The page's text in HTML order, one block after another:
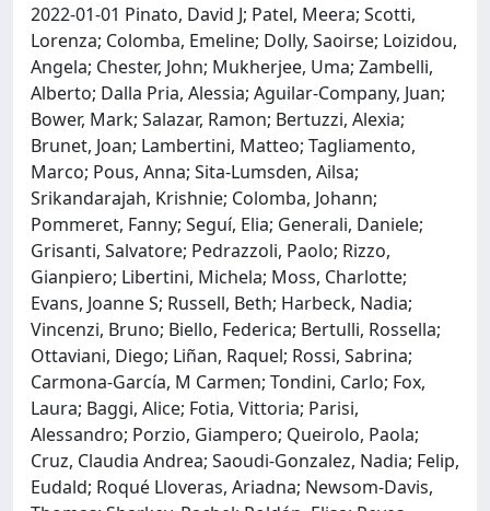
2022-01-01 Pinato, David J; Patel, Meera; Scotti,
Lorenza; Colomba, Emeline; Dolly, Saoirse; Loizidou,
Angela; Chester, John; Mukherjee, Uma; Zambelli,
Alberto; Dalla Pria, Alessia; Aguilar-Company, Juan;
Bower, Mark; Salazar, Ramon; Bertuzzi, Alexia;
Brunet, Joan; Lambertini, Matteo; Tagliamento,
Marco; Pous, Anna; Sita-Lumsden, Ailsa;
Srikandarajah, Krishnie; Colomba, Johann;
Pommeret, Fanny; Seguí, Elia; Generali, Daniele;
Grisanti, Salvatore; Pedrazzoli, Paolo; Rizzo,
Gianpiero; Libertini, Michela; Moss, Charlotte;
Evans, Joanne S; Russell, Beth; Harbeck, Nadia;
Vincenzi, Bruno; Biello, Federica; Bertulli, Rossella;
Ottaviani, Diego; Liñan, Raquel; Rossi, Sabrina;
Carmona-García, M Carmen; Tondini, Carlo; Fox,
Laura; Baggi, Alice; Fotia, Vittoria; Parisi,
Alessandro; Porzio, Giampero; Queirolo, Paola;
Cruz, Claudia Andrea; Saoudi-Gonzalez, Nadia; Felip,
Eudald; Roqué Lloveras, Ariadna; Newsom-Davis,